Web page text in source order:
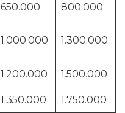
650.000 800.000
1.000.000 1.300.000
1.200.000 1.500.000
1.350.000 1.750.000